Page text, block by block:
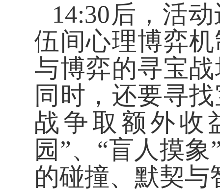
14:30后，活
伍间心理博弈
与博弈的寻宝
同时，还要寻
战争取额外收
园”、“盲人摸
的碰撞、默契